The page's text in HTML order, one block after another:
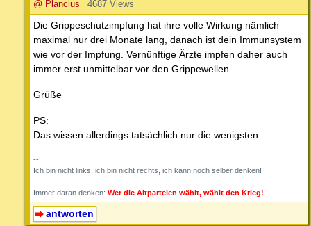
@ Plancius
4687 Views
Die Grippeschutzimpfung hat ihre volle Wirkung nämlich
maximal nur drei Monate lang, danach ist dein Immunsystem
wie vor der Impfung. Vernünftige Ärzte impfen daher auch
immer erst unmittelbar vor den Grippewellen.
Grüße
PS:
Das wissen allerdings tatsächlich nur die wenigsten.
--
Ich bin nicht links, ich bin nicht rechts, ich kann noch selber denken!
Immer daran denken: Wer die Altparteien wählt, wählt den Krieg!
antworten